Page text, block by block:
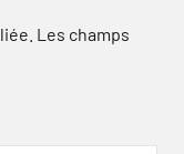
Les champs